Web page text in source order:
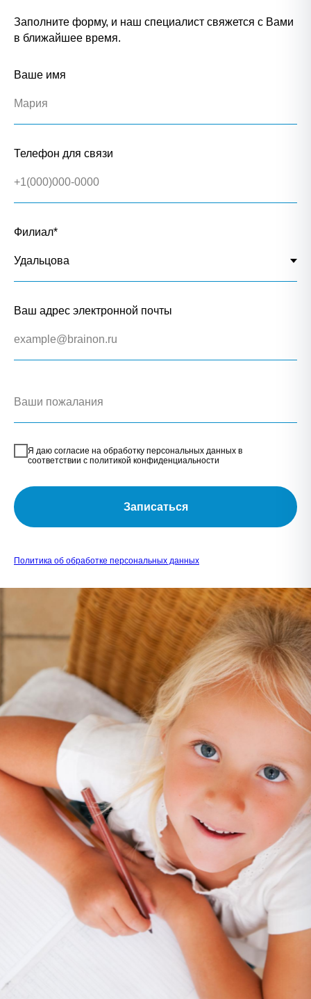
Заполните форму, и наш специалист свяжется с Вами
в ближайшее время.
Ваше имя
Телефон для связи
Филиал*
Ваш адрес электронной почты
Я даю согласие на обработку персональных данных в
соответствии с политикой конфиденциальности
Записаться
Политика об обработке персональных данных